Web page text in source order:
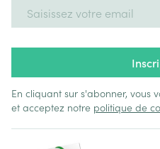
En cliquant sur s'abonner, vous
et acceptez notre politique de